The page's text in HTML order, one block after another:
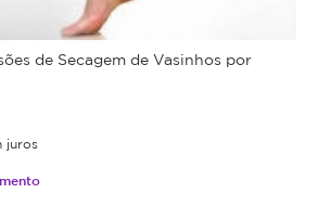
de Secagem de Vasinhos por
juros